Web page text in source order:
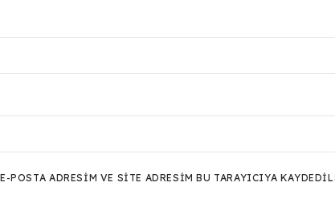
ADRESIM VE SITE ADRESIM BU TARAYICIYA